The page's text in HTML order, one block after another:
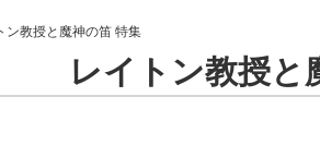
ン教授と魔神の笛 特集
レイトン教授と